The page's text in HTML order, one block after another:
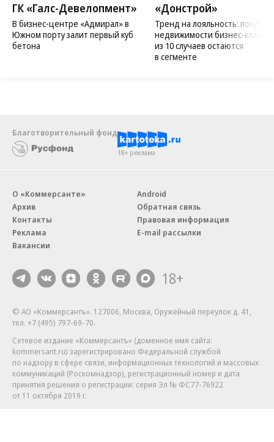
ГК «Галс-Девелопмент»
В бизнес-центре «Адмирал» в
Южном порту залит первый куб
бетона
«Донстрой»
Тренд на лояльность:
недвижимости бизнес-класса
из 10 случаев остаются
в сегменте
Благотворительный фонд
18+ реклама
О «Коммерсанте»
Архив
Контакты
Реклама
Вакансии
Android
Обратная связь
Правовая информация
E-mail рассылки
18+
© АО «Коммерсантъ». 127006, Москва, Оружейный переулок д. 41,
тел. +7 (495) 797-69-70.
Сетевое издание «Коммерсантъ» (доменное имя сайта:
kommersant.ru) зарегистрировано Федеральной службой
по надзору в сфере связи, информационных технологий и массовых
коммуникаций (Роскомнадзор), регистрационный номер и дата
принятия решения о регистрации: серия Эл № ФС77-76922
от 11 октября 2019 г.